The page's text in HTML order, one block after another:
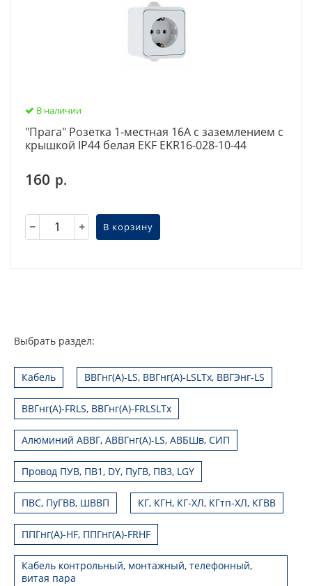
В наличии
"Прага" Розетка 1-местная 16А с заземлением с
крышкой IP44 белая EKF EKR16-028-10-44
160 р.
В корзину
Выбрать раздел:
Кабель ВВГнг(А)-LS, ВВГнг(А)-LSLTx, ВВГЭнг-LS
ВВГнг(А)-FRLS, ВВГнг(А)-FRLSLTx
Алюминий АВВГ, АВВГнг(А)-LS, АВБШв, СИП
Провод ПУВ, ПВ1, DY, ПуГВ, ПВ3, LGY
ПВС, ПуГВВ, ШВВП КГ, КГН, КГ-ХЛ, КГтп-ХЛ, КГВВ
ППГнг(А)-HF, ППГнг(А)-FRHF
Кабель контрольный, монтажный, телефонный,
витая пара